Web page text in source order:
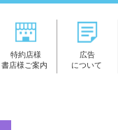
特約店様
書店様ご案内
広告
について